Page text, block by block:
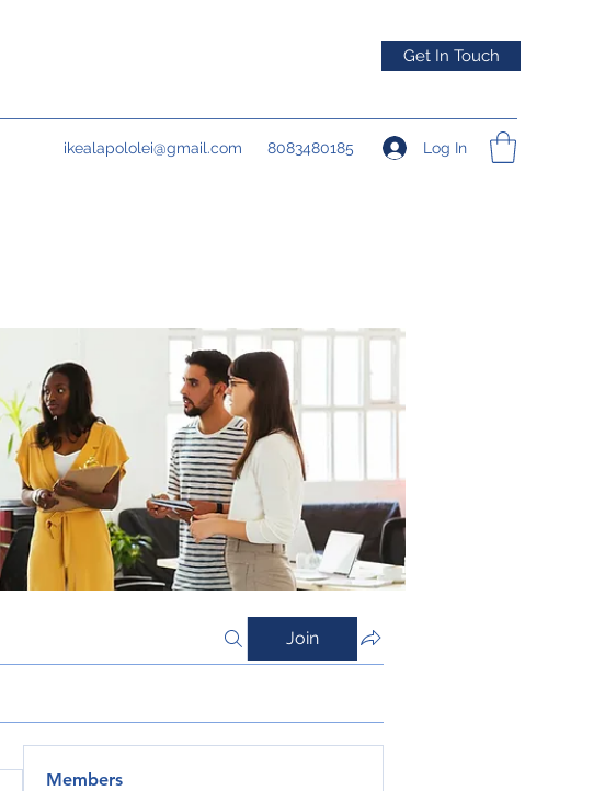
Get In Touch
ikealapololei@gmail.com 8083480185 Log In
Join
Members